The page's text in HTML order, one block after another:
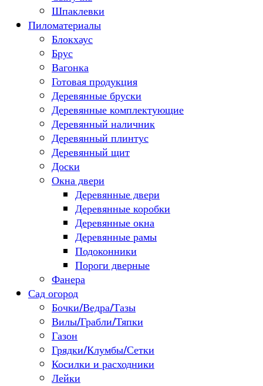
Шпаклевки
Пиломатериалы
Блокхаус
Брус
Вагонка
Готовая продукция
Деревянные бруски
Деревянные комплектующие
Деревянный наличник
Деревянный плинтус
Деревянный щит
Доски
Окна двери
Деревянные двери
Деревянные коробки
Деревянные окна
Деревянные рамы
Подоконники
Пороги дверные
Фанера
Сад огород
Бочки/Ведра/Тазы
Вилы/Грабли/Тяпки
Газон
Грядки/Клумбы/Сетки
Косилки и расходники
Лейки